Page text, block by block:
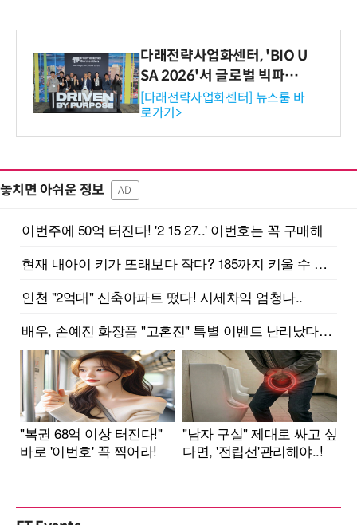
다래전략사업화센터, 'BIO U
SA 2026'서 글로벌 빅파마
와의 비즈니스 미팅 지원…K
-바이오 해외 진출 교두보 확
보
[다래전략사업화센터] 뉴스룸 바
로가기>
놓치면 아쉬운 정보 AD